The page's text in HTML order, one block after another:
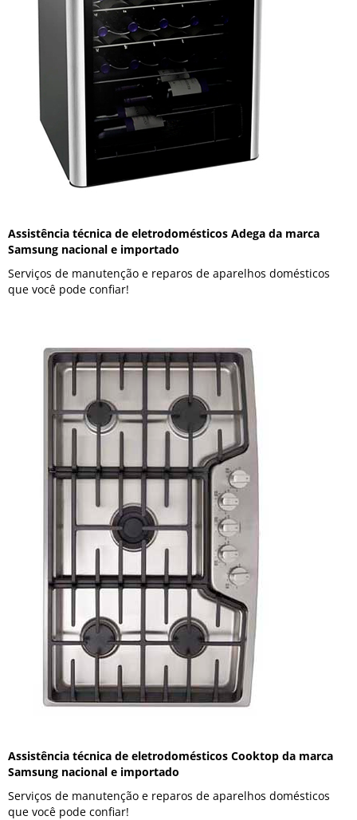
Assistência técnica de eletrodomésticos Adega da marca
Samsung nacional e importado
Serviços de manutenção e reparos de aparelhos domésticos
que você pode confiar!
Assistência técnica de eletrodomésticos Cooktop da marca
Samsung nacional e importado
Serviços de manutenção e reparos de aparelhos domésticos
que você pode confiar!